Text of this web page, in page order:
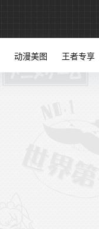
动漫美图 王者专享